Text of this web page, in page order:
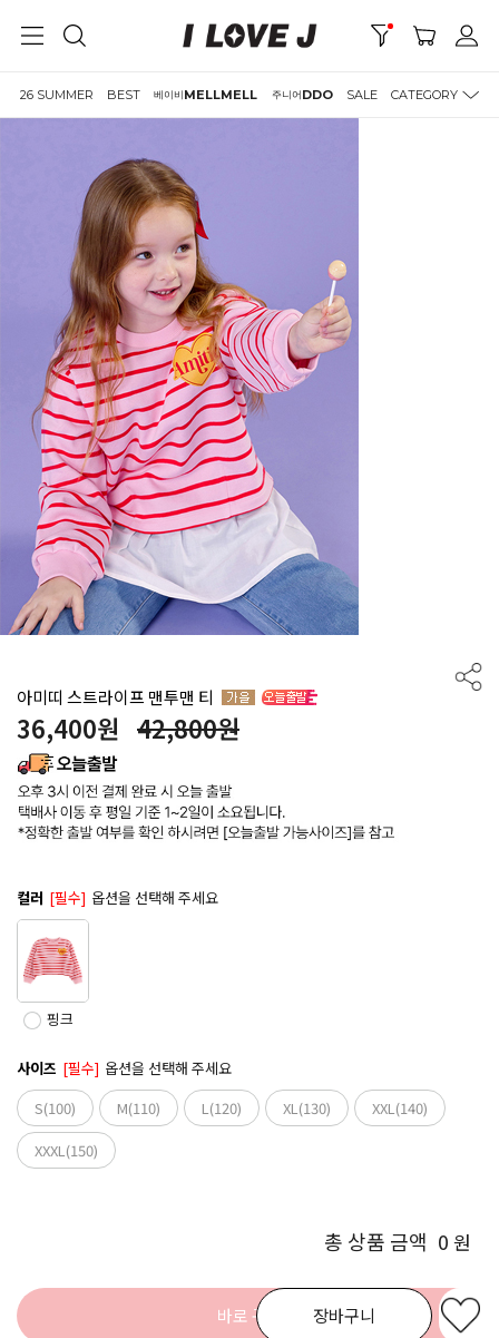
26 SUMMER BEST 베이비MELLMELL 주니어DDO SALE CATEGORY
아미띠 스트라이프 맨투맨 티
36,400원 42,800원
컬러 [필수] 옵션을 선택해 주세요
핑크
사이즈 [필수] 옵션을 선택해 주세요
S(100)
M(110) L(120) XL(130)
XXL(140)
XXXL(150)
총 상품 금액 0 원
장바구니
바로 구매